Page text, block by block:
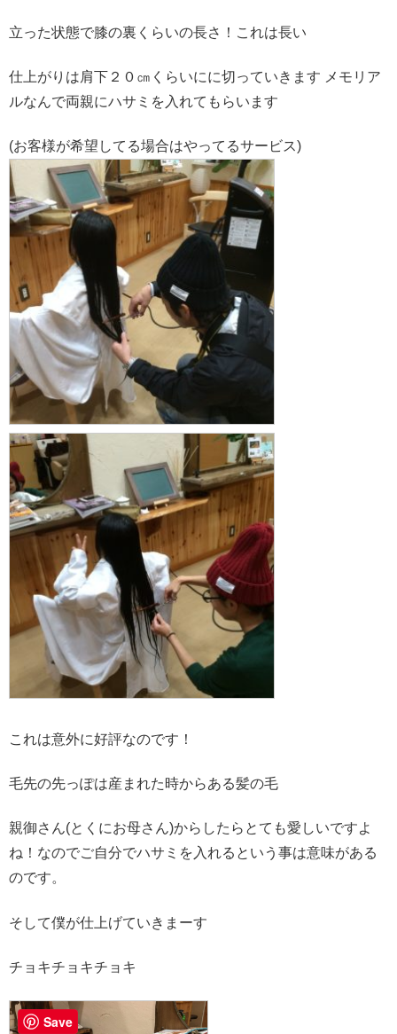
立った状態で膝の裏くらいの長さ！これは長い
仕上がりは肩下２０㎝くらいにに切っていきます メモリア
ルなんで両親にハサミを入れてもらいます
(お客様が希望してる場合はやってるサービス)
これは意外に好評なのです！
毛先の先っぽは産まれた時からある髪の毛
親御さん(とくにお母さん)からしたらとても愛しいですよ
ね！なのでご自分でハサミを入れるという事は意味がある
のです。
そして僕が仕上げていきまーす
チョキチョキチョキ
Save